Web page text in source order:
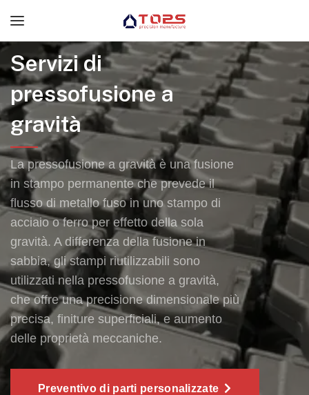
Servizi di
pressofusione a
gravità
La pressofusione a gravità è una fusione
in stampo permanente che prevede il
flusso di metallo fuso in uno stampo di
acciaio o ferro per effetto della sola
gravità. A differenza della fusione in
sabbia, gli stampi riutilizzabili sono
utilizzati nella pressofusione a gravità,
che offre una precisione dimensionale più
precisa, finiture superficiali, e aumento
delle proprietà meccaniche.
Preventivo di parti personalizzate